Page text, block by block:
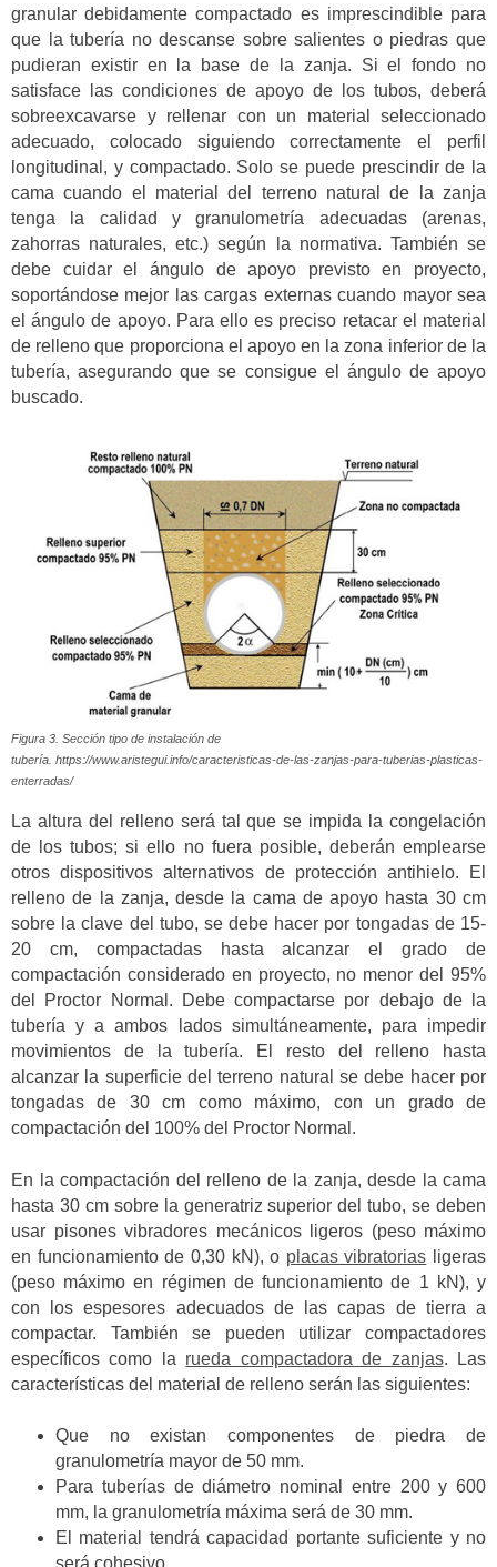
granular debidamente compactado es imprescindible para
que la tubería no descanse sobre salientes o piedras que
pudieran existir en la base de la zanja. Si el fondo no
satisface las condiciones de apoyo de los tubos, deberá
sobreexcavarse y rellenar con un material seleccionado
adecuado, colocado siguiendo correctamente el perfil
longitudinal, y compactado. Solo se puede prescindir de la
cama cuando el material del terreno natural de la zanja
tenga la calidad y granulometría adecuadas (arenas,
zahorras naturales, etc.) según la normativa. También se
debe cuidar el ángulo de apoyo previsto en proyecto,
soportándose mejor las cargas externas cuando mayor sea
el ángulo de apoyo. Para ello es preciso retacar el material
de relleno que proporciona el apoyo en la zona inferior de la
tubería, asegurando que se consigue el ángulo de apoyo
buscado.
Figura 3. Sección tipo de instalación de
tubería. https://www.aristegui.info/caracteristicas-de-las-zanjas-para-tuberias-plasticas-
enterradas/
La altura del relleno será tal que se impida la congelación
de los tubos; si ello no fuera posible, deberán emplearse
otros dispositivos alternativos de protección antihielo. El
relleno de la zanja, desde la cama de apoyo hasta 30 cm
sobre la clave del tubo, se debe hacer por tongadas de 15-
20 cm, compactadas hasta alcanzar el grado de
compactación considerado en proyecto, no menor del 95%
del Proctor Normal. Debe compactarse por debajo de la
tubería y a ambos lados simultáneamente, para impedir
movimientos de la tubería. El resto del relleno hasta
alcanzar la superficie del terreno natural se debe hacer por
tongadas de 30 cm como máximo, con un grado de
compactación del 100% del Proctor Normal.
En la compactación del relleno de la zanja, desde la cama
hasta 30 cm sobre la generatriz superior del tubo, se deben
usar pisones vibradores mecánicos ligeros (peso máximo
en funcionamiento de 0,30 kN), o placas vibratorias ligeras
(peso máximo en régimen de funcionamiento de 1 kN), y
con los espesores adecuados de las capas de tierra a
compactar. También se pueden utilizar compactadores
específicos como la rueda compactadora de zanjas. Las
características del material de relleno serán las siguientes:
Que no existan componentes de piedra de
granulometría mayor de 50 mm.
Para tuberías de diámetro nominal entre 200 y 600
mm, la granulometría máxima será de 30 mm.
El material tendrá capacidad portante suficiente y no
será cohesivo.